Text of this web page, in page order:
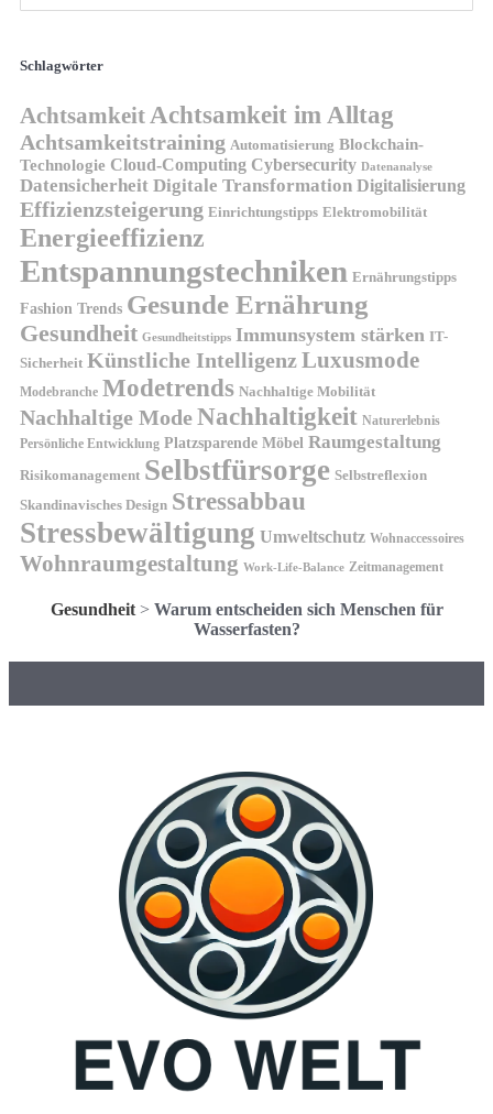
Schlagwörter
Achtsamkeit Achtsamkeit im Alltag
Achtsamkeitstraining Automatisierung Blockchain-
Technologie Cloud-Computing Cybersecurity Datenanalyse
Datensicherheit Digitale Transformation Digitalisierung
Effizienzsteigerung Einrichtungstipps Elektromobilität
Energieeffizienz
Entspannungstechniken Ernährungstipps
Fashion Trends Gesunde Ernährung
Gesundheit Gesundheitstipps Immunsystem stärken IT-
Sicherheit Künstliche IntelligenzLuxusmode
Modebranche Modetrends Nachhaltige Mobilität
Nachhaltige ModeNachhaltigkeit Naturerlebnis
Persönliche Entwicklung Platzsparende Möbel Raumgestaltung
Risikomanagement Selbstfürsorge Selbstreflexion
Skandinavisches Design Stressabbau
Stressbewältigung Umweltschutz Wohnaccessoires
Wohnraumgestaltung Work-Life-Balance Zeitmanagement
Gesundheit> Warum entscheiden sich Menschen für
Wasserfasten?